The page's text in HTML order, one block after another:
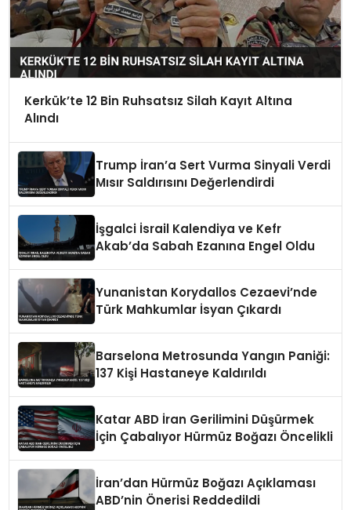
Kerkük’te 12 Bin Ruhsatsız Silah Kayıt Altına
Alındı
Trump İran’a Sert Vurma Sinyali Verdi
Mısır Saldırısını Değerlendirdi
İşgalci İsrail Kalendiya ve Kefr
Akab’da Sabah Ezanına Engel Oldu
Yunanistan Korydallos Cezaevi’nde
Türk Mahkumlar İsyan Çıkardı
Barselona Metrosunda Yangın Paniği:
137 Kişi Hastaneye Kaldırıldı
Katar ABD İran Gerilimini Düşürmek
İçin Çabalıyor Hürmüz Boğazı Öncelikli
İran’dan Hürmüz Boğazı Açıklaması
ABD’nin Önerisi Reddedildi